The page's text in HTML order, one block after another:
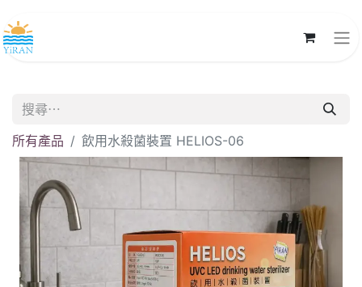
所有產品 飲用水殺菌裝置 HELIOS-06